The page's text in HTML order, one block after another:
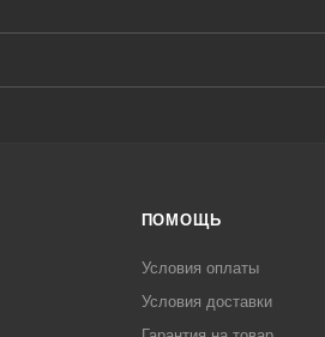
ПОМОЩЬ
Условия оплаты
Условия доставки